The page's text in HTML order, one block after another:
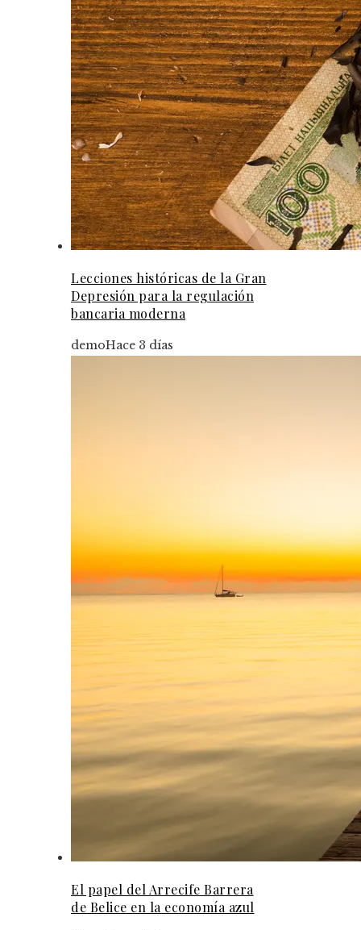
Lecciones históricas de la Gran
Depresión para la regulación
bancaria moderna
demoHace 3 días
El papel del Arrecife Barrera
de Belice en la economía azul